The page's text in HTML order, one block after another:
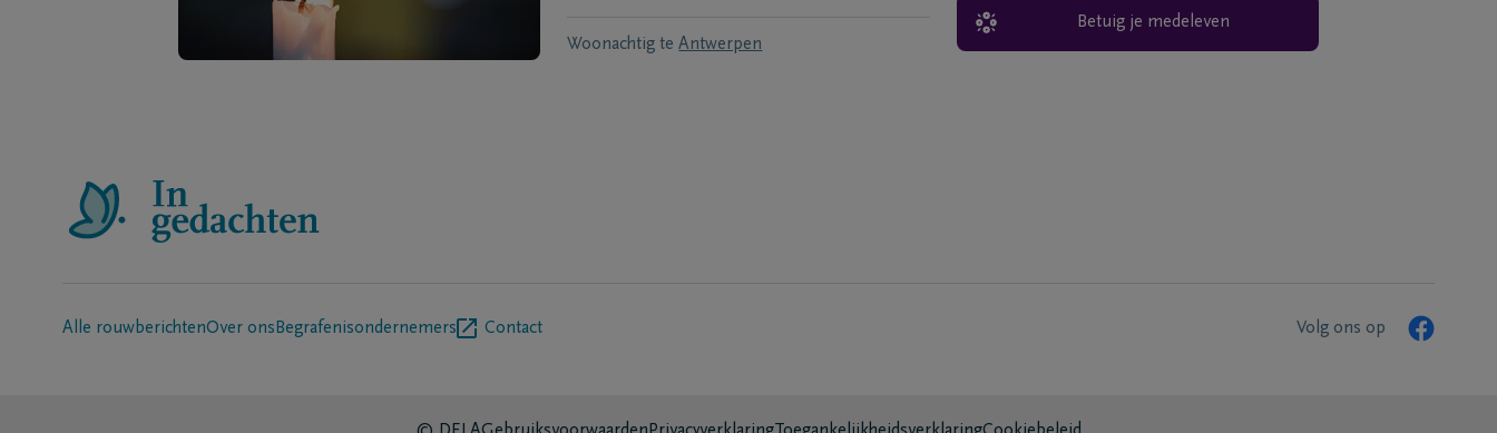
Woonachtig te Antwerpen
Betuig je medeleven
Alle rouwberichtenOver ons Begrafenisondernemers Contact Volg ons op